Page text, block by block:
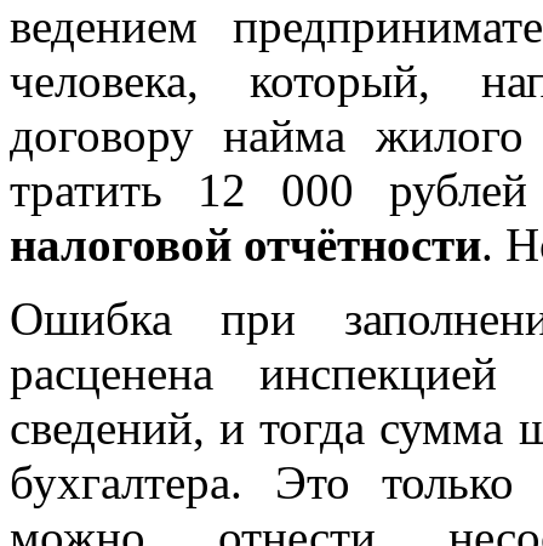
ведением
человека, который,
договору найма
тратить 12 000
налоговой отчётности.
Ошибка при
расценена
сведений, и тогда сумма
бухгалтера. Это